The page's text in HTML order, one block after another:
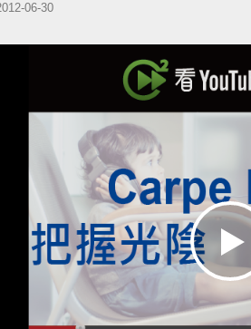
06-30